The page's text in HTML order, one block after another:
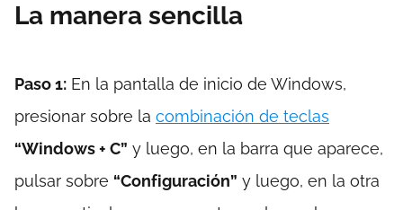
La manera sencilla
Paso 1: En la pantalla de inicio de Windows,
presionar sobre la combinación de teclas
“Windows + C” y luego, en la barra que aparece,
pulsar sobre “Configuración” y luego, en la otra